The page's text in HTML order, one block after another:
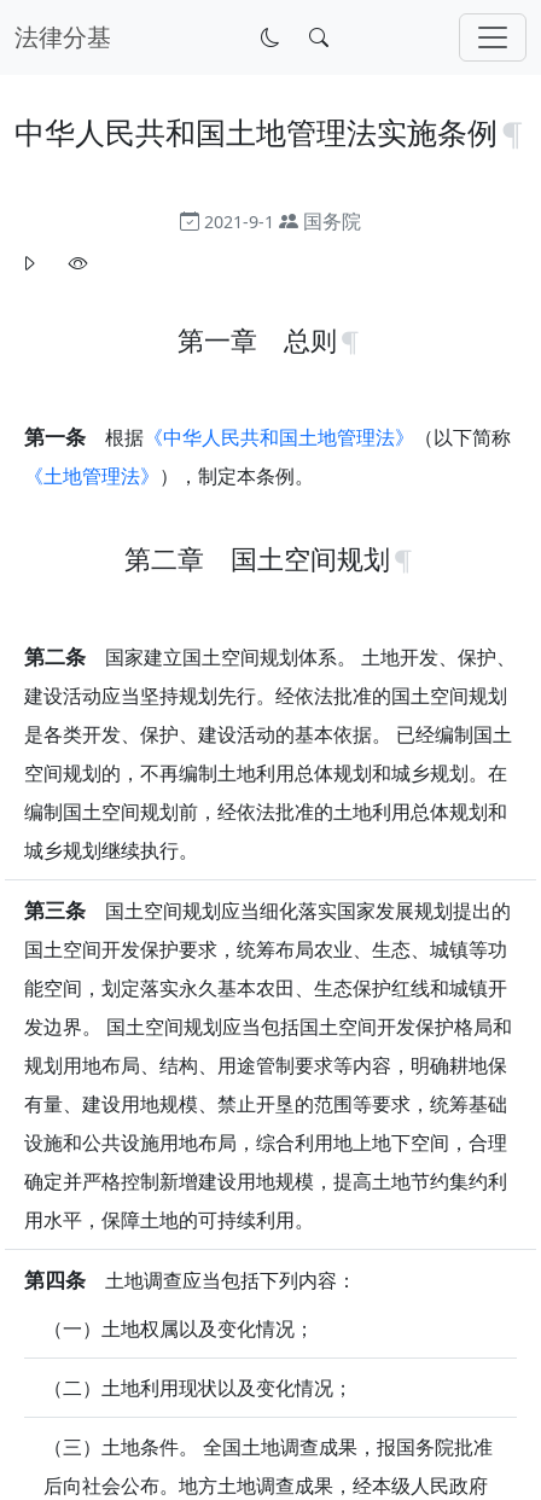
法律分基
中华人民共和国土地管理法实施条例
2021-9-1 国务院
第一章 总则
第一条 根据 《中华人民共和国土地管理法》
（以下简称
《土地管理法》 ），制定本条例。
第二章 国土空间规划
第二条 国家建立国土空间规划体系。 土地开发、保护、
建设活动应当坚持规划先行。经依法批准的国土空间规划
是各类开发、保护、建设活动的基本依据。 已经编制国土
空间规划的，不再编制土地利用总体规划和城乡规划。在
编制国土空间规划前，经依法批准的土地利用总体规划和
城乡规划继续执行。
第三条 国土空间规划应当细化落实国家发展规划提出的
国土空间开发保护要求，统筹布局农业、生态、城镇等功
能空间，划定落实永久基本农田、生态保护红线和城镇开
发边界。 国土空间规划应当包括国土空间开发保护格局和
规划用地布局、结构、用途管制要求等内容，明确耕地保
有量、建设用地规模、禁止开垦的范围等要求，统筹基础
设施和公共设施用地布局，综合利用地上地下空间，合理
确定并严格控制新增建设用地规模，提高土地节约集约利
用水平，保障土地的可持续利用。
第四条 土地调查应当包括下列内容：
（一）土地权属以及变化情况；
（二）土地利用现状以及变化情况；
（三）土地条件。 全国土地调查成果，报国务院批准
后向社会公布。地方土地调查成果，经本级人民政府